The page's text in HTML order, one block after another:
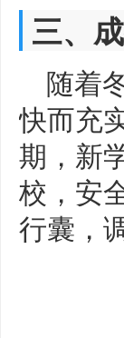
三、
随着
快而充
期，新
校，安
行囊，